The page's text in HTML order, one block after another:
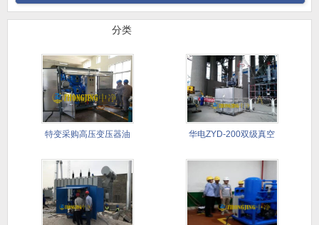
分类
特变采购高压变压器油 华电ZYD-200双级真空